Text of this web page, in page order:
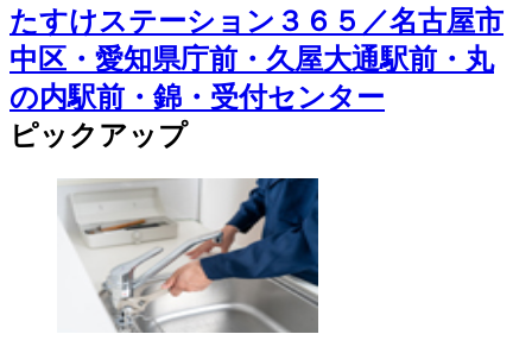
たすけステーション３６５／名古屋市
中区・愛知県庁前・久屋大通駅前・丸
の内駅前・錦・受付センター
ピックアップ